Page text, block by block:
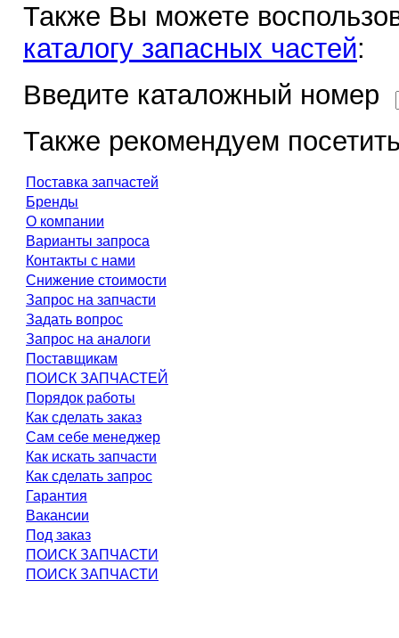
Также Вы можете
каталогу запасных частей:
Введите каталожный номер
Также рекомендуем
Поставка запчастей
Бренды
О компании
Варианты запроса
Контакты с нами
Снижение стоимости
Запрос на запчасти
Задать вопрос
Запрос на аналоги
Поставщикам
ПОИСК ЗАПЧАСТЕЙ
Порядок работы
Как сделать заказ
Сам себе менеджер
Как искать запчасти
Как сделать запрос
Гарантия
Вакансии
Под заказ
ПОИСК ЗАПЧАСТИ
ПОИСК ЗАПЧАСТИ